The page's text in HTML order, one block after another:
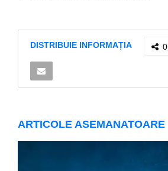
DISTRIBUIE INFORMAȚIA 0
ARTICOLE ASEMANATOARE